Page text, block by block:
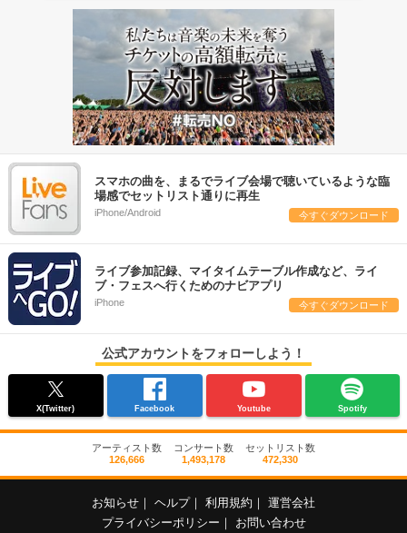
スマホの曲を、まるでライブ会場で聴いているような臨
場感でセットリスト通りに再生
iPhone/Android 今すぐダウンロード
ライブ参加記録、マイタイムテーブル作成など、ライ
ブ・フェスへ行くためのナビアプリ
iPhone 今すぐダウンロード
公式アカウントをフォローしよう！
X(Twitter) Facebook Youtube Spotify
アーティスト数
126,666
コンサート数
1,493,178
セットリスト数
472,330
お知らせ ヘルプ 利用規約
運営会社
プライバシーポリシー
お問い合わせ